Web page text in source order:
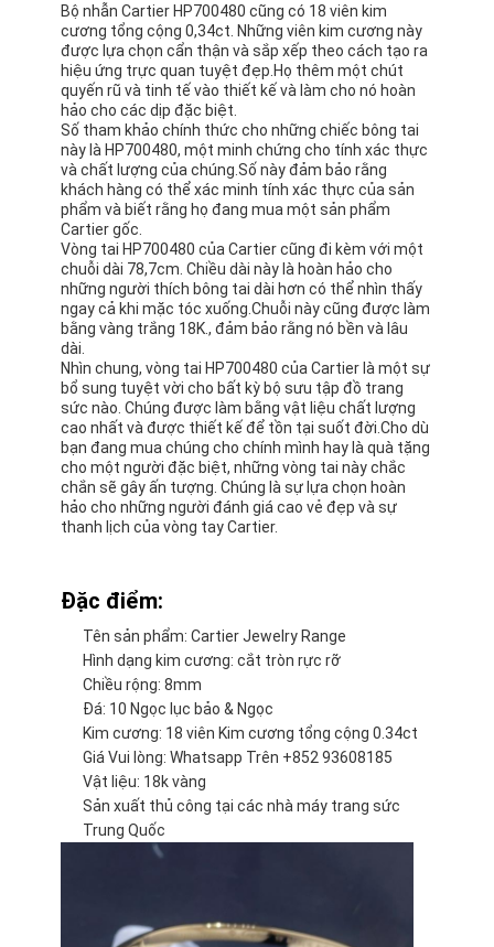
Sản phẩm
Bộ nhẫn Cartier HP700480 cũng có 18 viên kim
cương tổng cộng 0,34ct. Những viên kim cương này
được lựa chọn cẩn thận và sắp xếp theo cách tạo ra
hiệu ứng trực quan tuyệt đẹp.Họ thêm một chút
quyến rũ và tinh tế vào thiết kế và làm cho nó hoàn
hảo cho các dịp đặc biệt.
Số tham khảo chính thức cho những chiếc bông tai
này là HP700480, một minh chứng cho tính xác thực
và chất lượng của chúng.Số này đảm bảo rằng
khách hàng có thể xác minh tính xác thực của sản
phẩm và biết rằng họ đang mua một sản phẩm
Cartier gốc.
Vòng tai HP700480 của Cartier cũng đi kèm với một
chuỗi dài 78,7cm. Chiều dài này là hoàn hảo cho
những người thích bông tai dài hơn có thể nhìn thấy
ngay cả khi mặc tóc xuống.Chuỗi này cũng được làm
bằng vàng trắng 18K., đảm bảo rằng nó bền và lâu
dài.
Nhìn chung, vòng tai HP700480 của Cartier là một sự
bổ sung tuyệt vời cho bất kỳ bộ sưu tập đồ trang
sức nào. Chúng được làm bằng vật liệu chất lượng
cao nhất và được thiết kế để tồn tại suốt đời.Cho dù
bạn đang mua chúng cho chính mình hay là quà tặng
cho một người đặc biệt, những vòng tai này chắc
chắn sẽ gây ấn tượng. Chúng là sự lựa chọn hoàn
hảo cho những người đánh giá cao vẻ đẹp và sự
thanh lịch của vòng tay Cartier.
Đặc điểm:
Tên sản phẩm: Cartier Jewelry Range
Hình dạng kim cương: cắt tròn rực rỡ
Chiều rộng: 8mm
Đá: 10 Ngọc lục bảo & Ngọc
Kim cương: 18 viên Kim cương tổng cộng 0.34ct
Giá Vui lòng: Whatsapp Trên +852 93608185
Vật liệu: 18k vàng
Sản xuất thủ công tại các nhà máy trang sức
Trung Quốc